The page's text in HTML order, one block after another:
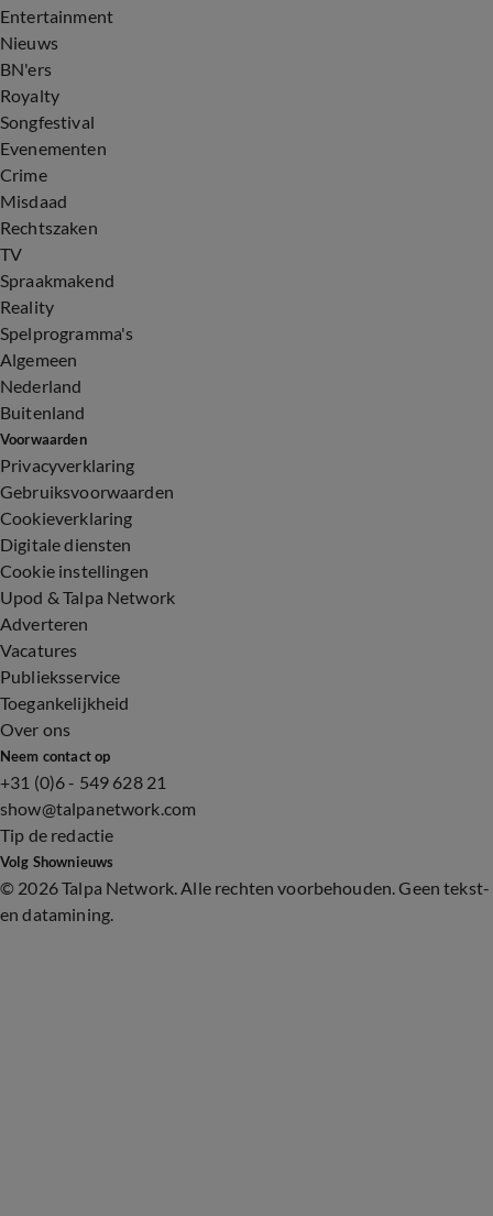
Entertainment
Nieuws
BN'ers
Royalty
Songfestival
Evenementen
Crime
Misdaad
Rechtszaken
TV
Spraakmakend
Reality
Spelprogramma's
Algemeen
Nederland
Buitenland
Voorwaarden
Privacyverklaring
Gebruiksvoorwaarden
Cookieverklaring
Digitale diensten
Cookie instellingen
Upod & Talpa Network
Adverteren
Vacatures
Publieksservice
Toegankelijkheid
Over ons
Neem contact op
+31 (0)6 - 549 628 21
show@talpanetwork.com
Tip de redactie
Volg Shownieuws
© 2026 Talpa Network. Alle rechten voorbehouden. Geen tekst-
en datamining.